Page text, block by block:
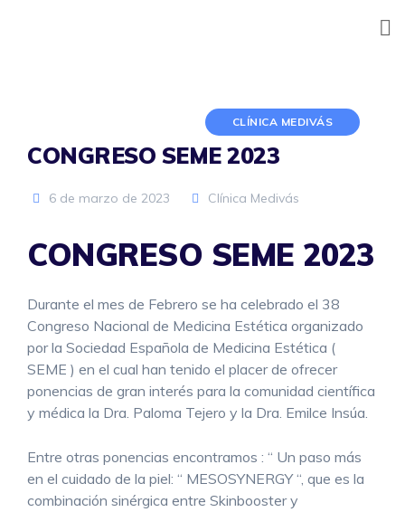
CLÍNICA MEDIVÁS
CONGRESO SEME 2023
6 de marzo de 2023 Clínica Medivás
CONGRESO SEME 2023
Durante el mes de Febrero se ha celebrado el 38
Congreso Nacional de Medicina Estética organizado
por la Sociedad Española de Medicina Estética (
SEME ) en el cual han tenido el placer de ofrecer
ponencias de gran interés para la comunidad científica
y médica la Dra. Paloma Tejero y la Dra. Emilce Insúa.
Entre otras ponencias encontramos : “ Un paso más
en el cuidado de la piel: “ MESOSYNERGY “, que es la
combinación sinérgica entre Skinbooster y